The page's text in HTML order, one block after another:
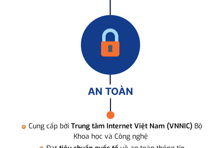
AN TOÀN
Cung cấp bởi Trung tâm Internet Việt Nam (VNNIC) Bộ
Khoa học và Công nghệ